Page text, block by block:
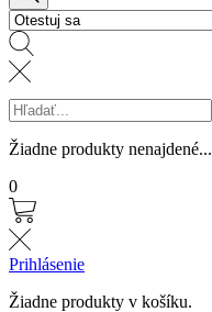
Žiadne produkty nenajdené...
0
Prihlásenie
Žiadne produkty v košíku.